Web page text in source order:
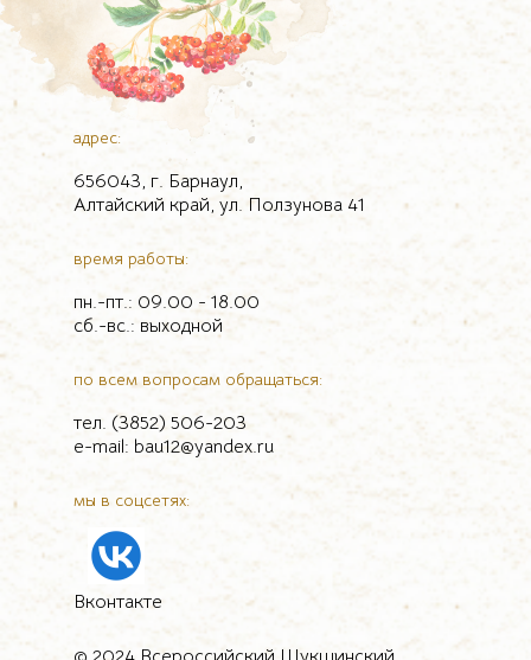
адрес:
656043, г. Барнаул,
Алтайский край, ул. Ползунова 41
по всем вопросам обращаться:
тел. (3852) 506-203
e-mail: bau12@yandex.ru
время работы:
пн.-пт.: 09.00 - 18.00
сб.-вс.: выходной
мы в соцсетях:
Вконтакте